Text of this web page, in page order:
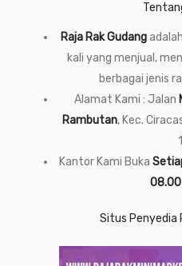
Raja Rak Gudang
kali yang menjual,
berbagai jenis
Alamat Kami : Jalan
Rambutan, Kec.
Kantor Kami Buka
08.00
Situs Penyedia